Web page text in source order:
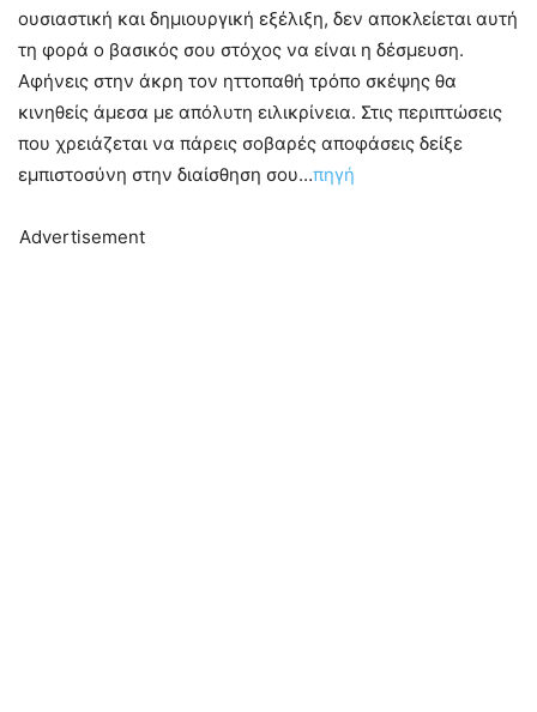
ουσιαστική και δημιουργική εξέλιξη, δεν αποκλείεται αυτή
τη φορά ο βασικός σου στόχος να είναι η δέσμευση.
Αφήνεις στην άκρη τον ηττοπαθή τρόπο σκέψης θα
κινηθείς άμεσα με απόλυτη ειλικρίνεια. Στις περιπτώσεις
που χρειάζεται να πάρεις σοβαρές αποφάσεις δείξε
εμπιστοσύνη στην διαίσθηση σου…πηγή
Advertisement